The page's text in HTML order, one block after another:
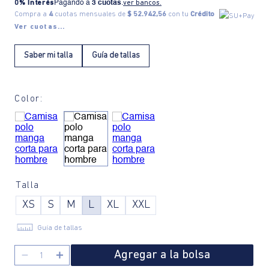
0% Interés Pagando a 3 cuotas.ver bancos.
Compra a 4cuotas mensuales de $ 52.942,56 con tu Crédito
Ver cuotas...
Saber mi talla Guía de tallas
Color:
Talla
XS S M L XL XXL
Guía de tallas
＋
－ Agregar a la bolsa